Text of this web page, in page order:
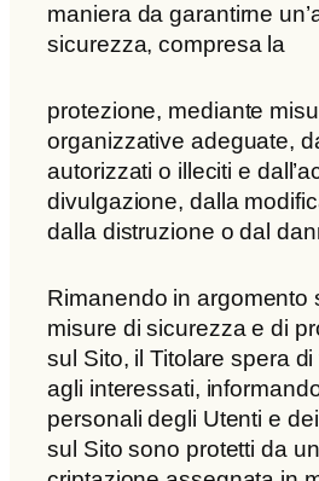
maniera da garantirne
sicurezza, compresa la
protezione, mediante
organizzative adeguate,
autorizzati o illeciti e
divulgazione, dalla
dalla distruzione o dal
Rimanendo in argomento
misure di sicurezza e di
sul Sito, il Titolare spera
agli interessati,
personali degli Utenti e
sul Sito sono protetti da